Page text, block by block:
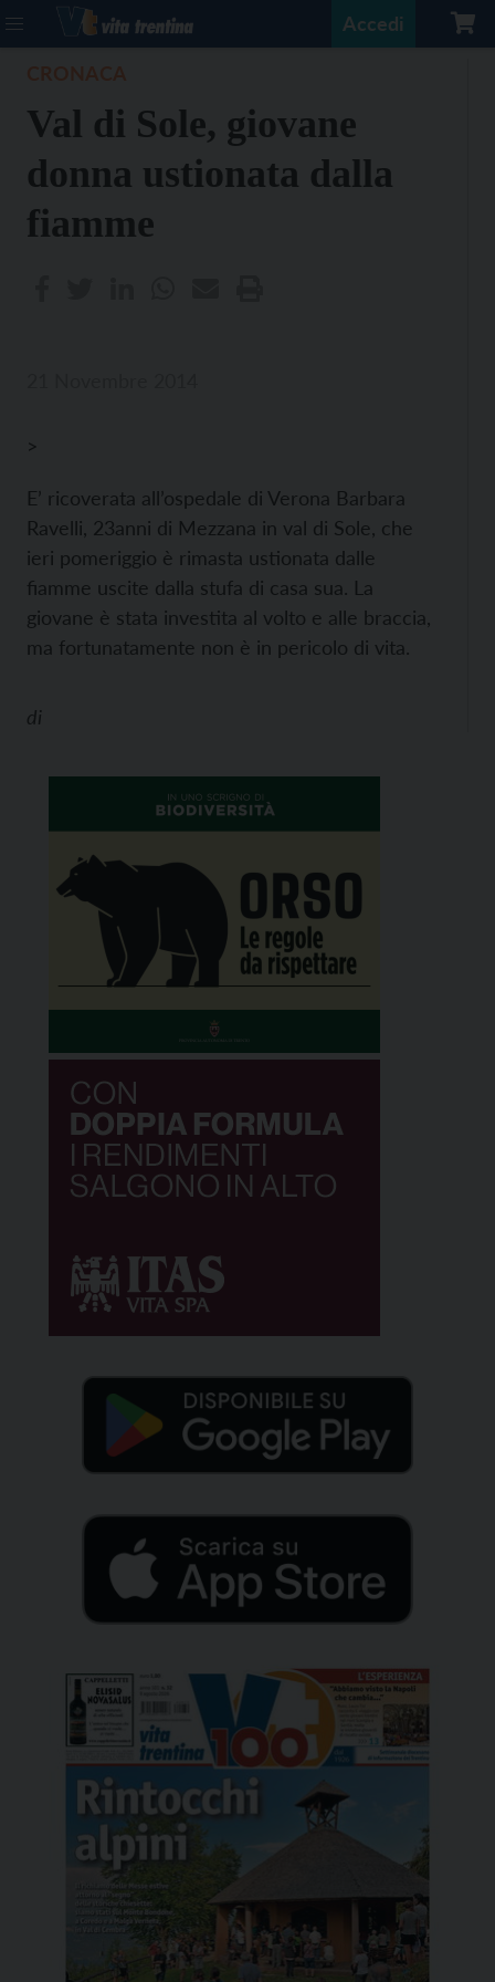
Accedi
Val di Sole, giovane
donna ustionata dalla
fiamme
>
E’ ricoverata all’ospedale di Verona Barbara
Ravelli, 23anni di Mezzana in val di Sole, che
ieri pomeriggio è rimasta ustionata dalle
fiamme uscite dalla stufa di casa sua. La
giovane è stata investita al volto e alle braccia,
ma fortunatamente non è in pericolo di vita.
di